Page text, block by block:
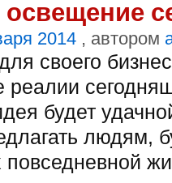
2014 , автором
своего
реалии
будет
людям,
повседневной